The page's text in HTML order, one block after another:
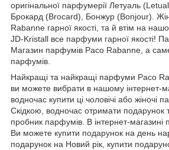
оригінальної парфумерії Летуаль
Брокард (Brocard), Бонжур (Bonjour).
Rabanne гарної якості, та й втім на
JD-Kristall все парфуми гарної якості!
Магазин парфумів Paco Rabanne, а
парфумів.
Найкращі та найкращі парфуми Paco
ви можете вибрати в нашому інтернет-
водночас купити ці чоловічі або жіночі
Скідкою, водночас отримати подарунок
пробник парфумів. В інтернет-магазині
Ви можете купити подарунок на день
подарунок на Новий рік, купити